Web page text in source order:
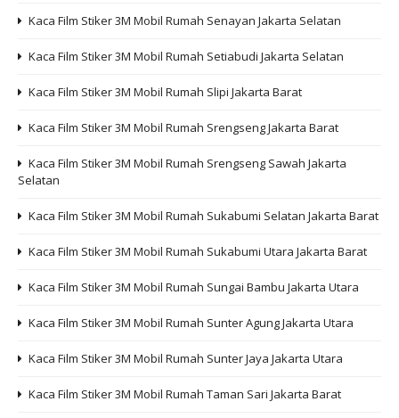
Kaca Film Stiker 3M Mobil Rumah Senayan Jakarta Selatan
Kaca Film Stiker 3M Mobil Rumah Setiabudi Jakarta Selatan
Kaca Film Stiker 3M Mobil Rumah Slipi Jakarta Barat
Kaca Film Stiker 3M Mobil Rumah Srengseng Jakarta Barat
Kaca Film Stiker 3M Mobil Rumah Srengseng Sawah Jakarta
Selatan
Kaca Film Stiker 3M Mobil Rumah Sukabumi Selatan Jakarta Barat
Kaca Film Stiker 3M Mobil Rumah Sukabumi Utara Jakarta Barat
Kaca Film Stiker 3M Mobil Rumah Sungai Bambu Jakarta Utara
Kaca Film Stiker 3M Mobil Rumah Sunter Agung Jakarta Utara
Kaca Film Stiker 3M Mobil Rumah Sunter Jaya Jakarta Utara
Kaca Film Stiker 3M Mobil Rumah Taman Sari Jakarta Barat